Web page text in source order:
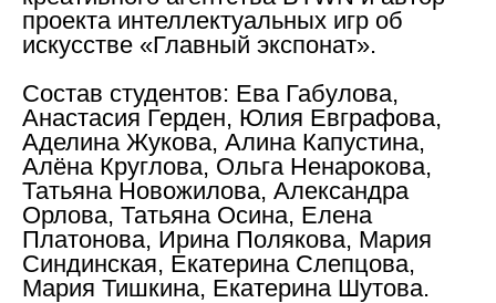
проекта интеллектуальных игр об
искусстве «Главный экспонат».
Состав студентов: Ева Габулова,
Анастасия Герден, Юлия Евграфова,
Аделина Жукова, Алина Капустина,
Алёна Круглова, Ольга Ненарокова,
Татьяна Новожилова, Александра
Орлова, Татьяна Осина, Елена
Платонова, Ирина Полякова, Мария
Синдинская, Екатерина Слепцова,
Мария Тишкина, Екатерина Шутова.